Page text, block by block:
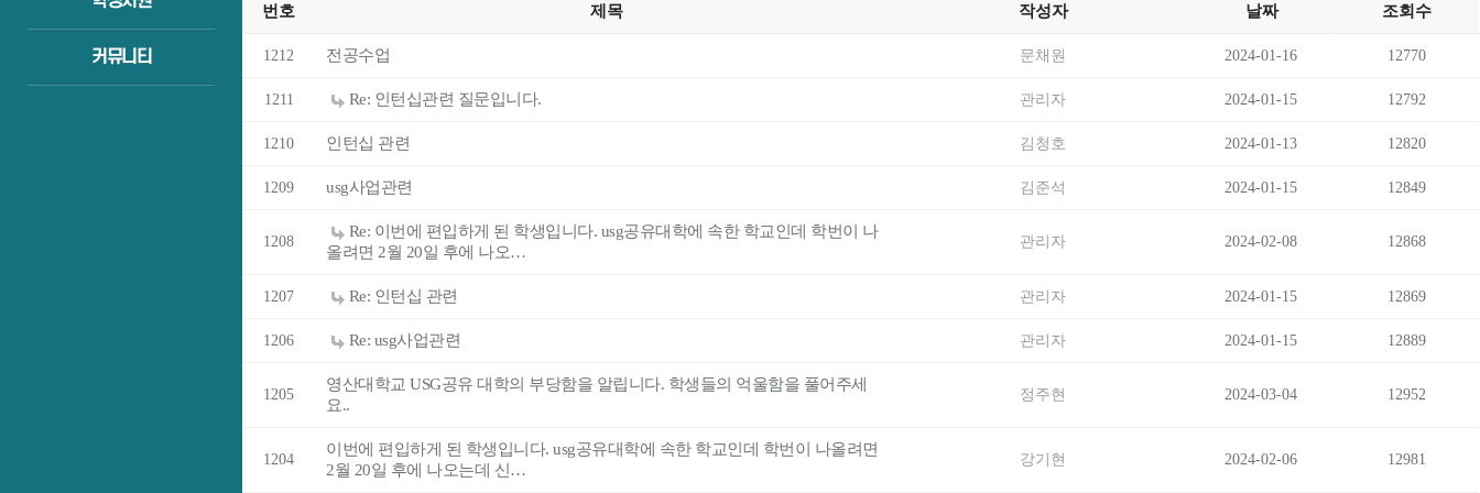
커뮤니티
번호 제목 작성자 날짜 조회수
1212 전공수업 문채원 2024-01-16 12770
1211 Re: 인턴십관련 질문입니다. 관리자 2024-01-15 12792
1210 인턴십 관련 김청호 2024-01-13 12820
1209 usg사업관련 김준석 2024-01-15 12849
1208
Re: 이번에 편입하게 된 학생입니다. usg공유대학에 속한 학교인데 학번이 나
올려면 2월 20일 후에 나오…
관리자 2024-02-08 12868
1207 Re: 인턴십 관련 관리자 2024-01-15 12869
1206 Re: usg사업관련 관리자 2024-01-15 12889
1205
영산대학교 USG공유 대학의 부당함을 알립니다. 학생들의 억울함을 풀어주세
요..
정주현 2024-03-04 12952
1204
이번에 편입하게 된 학생입니다. usg공유대학에 속한 학교인데 학번이 나올려면
2월 20일 후에 나오는데 신…
강기현 2024-02-06 12981